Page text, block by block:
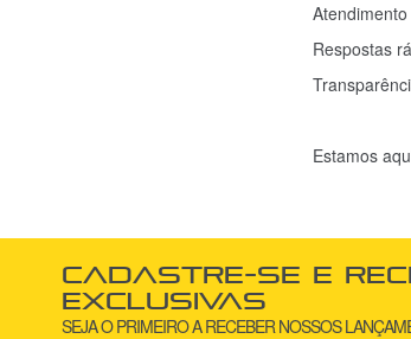
Respostas
Estamos
Cadastre-se e
exclusivas
SEJA O PRIMEIRO A RECEBER NOSSOS